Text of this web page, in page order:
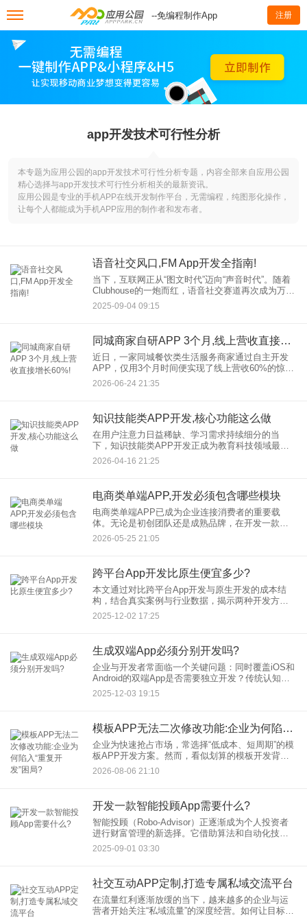
--免编程制作App 注册
app开发技术可行性分析
本专题为应用公园的app开发技术可行性分析专题，内容全部来自应用公园
精心选择与app开发技术可行性分析相关的最新资讯。
应用公园是专业的手机APP在线开发制作平台，无需编程，纯图形化操作，
让每个人都能成为手机APP应用的制作者和发布者。
语音社交风口,FM App开发全指南!
当下，互联网正从“图文时代”迈向“声音时代”。随着
Clubhouse的一炮而红，语音社交赛道再次成为万众
瞩目的焦点。其独特的匿名性、伴随性和真实感，
为用户创造了全新的互动体验。对于创业者和开发
2025-09-04 09:15
同城商家自研APP 3个月,线上营收直接增长60%!
近日，一家同城餐饮类生活服务商家通过自主开发
APP，仅用3个月时间便实现了线上营收60%的惊人
增长，这一案例无疑为众多同城商家提供了有益的
借鉴。 自研APP：从被动到主动的转型之路
2026-06-24 21:35
知识技能类APP开发,核心功能这么做
在用户注意力日益稀缺、学习需求持续细分的当
下，知识技能类APP开发正成为教育科技领域最受
关注的赛道之一。无论是语言学习、职业技能提
升，还是兴趣培养，一款真正能留住用户的知识类
2026-04-16 21:25
电商类单端APP,开发必须包含哪些模块
电商类单端APP已成为企业连接消费者的重要载
体。无论是初创团队还是成熟品牌，在开发一款电
商类单端APP时，都需要明确其功能边界和基础结
构。合理的APP开发模块不仅能保障用户顺畅完成
2026-05-25 21:05
跨平台App开发比原生便宜多少?
本文通过对比跨平台App开发与原生开发的成本结
构，结合真实案例与行业数据，揭示两种开发方式
在人力、周期、维护等环节的差异。助您全面了解
如何依据需求选择方案，避免因技术选型失误导致
2025-12-02 17:25
生成双端App必须分别开发吗?
企业与开发者常面临一个关键问题：同时覆盖iOS和
Android的双端App是否需要独立开发？传统认知
中，两大平台因操作系统、编程语言、UI规范的差
异，往往需要独立开发两套代码。但随着技术演
2025-12-03 19:15
模板APP无法二次修改功能:企业为何陷入“重复开发”困局?
企业为快速抢占市场，常选择“低成本、短周期”的模
板APP开发方案。然而，看似划算的模板开发背
后，隐藏着致命缺陷，即“无法二次修改功能”。当企
业需要迭代升级时，往往面临“推倒重来”的尴尬局
2026-08-06 21:10
开发一款智能投顾App需要什么?
智能投顾（Robo-Advisor）正逐渐成为个人投资者
进行财富管理的新选择。它借助算法和自动化技
术，为用户提供低成本、高效率、个性化的投资建
议与资产配置服务。那么，开发一款成功的智能投
2025-09-01 03:30
社交互动APP定制,打造专属私域交流平台
在流量红利逐渐放缓的当下，越来越多的企业与运
营者开始关注“私域流量”的深度经营。如何让目标用